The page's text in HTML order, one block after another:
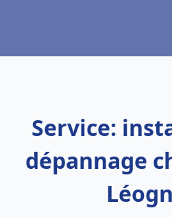
Service:
dépannage